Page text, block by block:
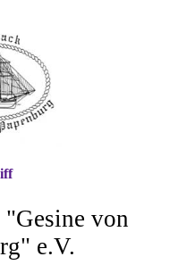
"Gesine von
e.V.